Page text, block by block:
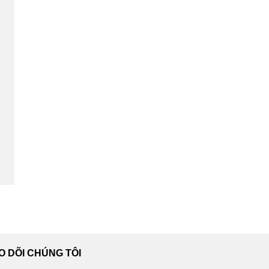
DÕI CHÚNG TÔI